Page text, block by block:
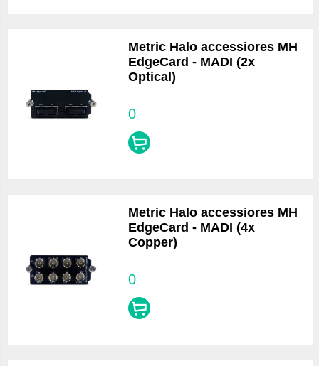
Metric Halo accessiores MH
EdgeCard - MADI (2x
Optical)
0
Metric Halo accessiores MH
EdgeCard - MADI (4x
Copper)
0